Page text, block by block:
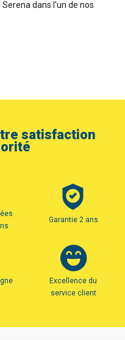
dans l'un de nos
satisfaction
Garantie 2 ans
Excellence du
service client